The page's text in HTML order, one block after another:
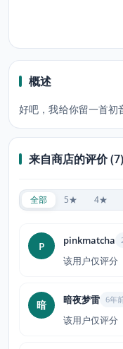
概述
好吧，我给你留一首初
来自商店的评价 (7)
全部 5★ 4★
P pinkmatcha
该用户仅评分
暗 暗夜梦雷 6年
该用户仅评分